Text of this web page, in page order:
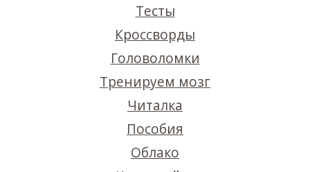
Тесты
Кроссворды
Головоломки
Тренируем мозг
Читалка
Пособия
Облако